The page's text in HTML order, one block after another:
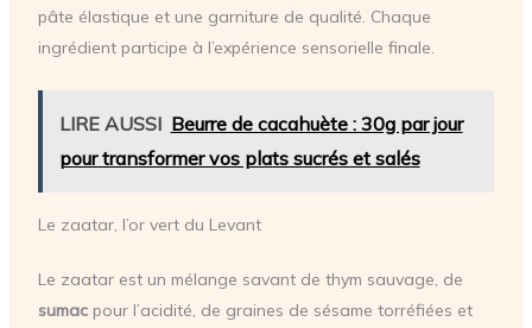
pâte élastique et une garniture de qualité. Chaque
ingrédient participe à l’expérience sensorielle finale.
LIRE AUSSI Beurre de cacahuète : 30g par jour
pour transformer vos plats sucrés et salés
Le zaatar, l’or vert du Levant
Le zaatar est un mélange savant de thym sauvage, de
sumacpour l’acidité, de graines de sésame torréfiées et